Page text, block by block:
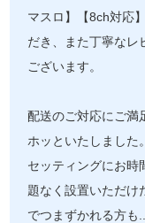
マスロ】【8ch対応
だき、また丁寧なレ
ございます。
配送のご対応にご満
ホッといたしました。
セッティングにお時
題なく設置いただけ
でつまずかれる方も